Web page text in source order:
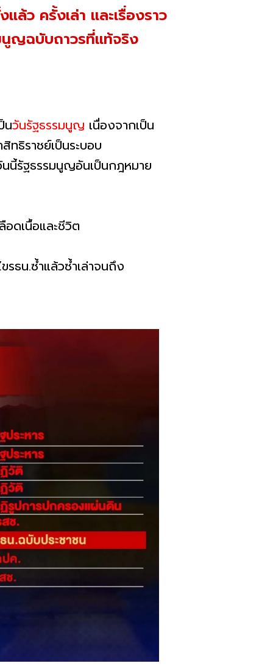
ว ครั้งเล่า และเรื่องราว
นูญฉบับถาวรที่แท้จริง
นวันรัฐธรรมนูญ เนื่องจากเป็น
ธิราชย์เป็นระบอบ
นี้รัฐธรรมนูญอันเป็นกฎหมาย
ดเนื้อและชีวิต
รธน.ซ้ำแล้วซ้ำเล่าจนถึง